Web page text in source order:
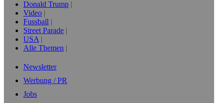
Donald Trump
Video
Fussball
Street Parade
USA
Alle Themen
Newsletter
Werbung / PR
Jobs